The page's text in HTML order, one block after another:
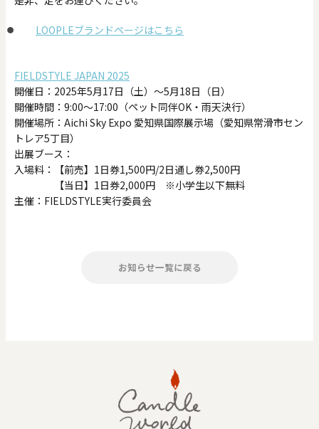
LOOPLEブランドページはこちら
FIELDSTYLE JAPAN 2025
開催日：2025年5月17日（土）〜5月18日（日）
開催時間：9:00〜17:00（ペット同伴OK・雨天決行）
開催場所：Aichi Sky Expo 愛知県国際展示場（愛知県常滑市セン
トレア5丁目）
出展ブース：
入場料：【前売】1日券1,500円/2日通し券2,500円
【当日】1日券2,000円 ※小学生以下無料
主催：FIELDSTYLE実行委員会
お知らせ一覧に戻る